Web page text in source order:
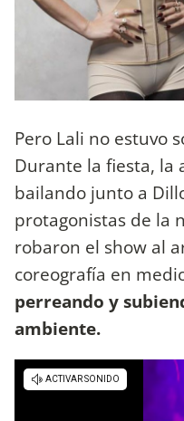
Pero Lali no estuvo
Durante la fiesta, la
bailando junto a
protagonistas de la
robaron el show al
coreografía en
perreando y
ambiente.